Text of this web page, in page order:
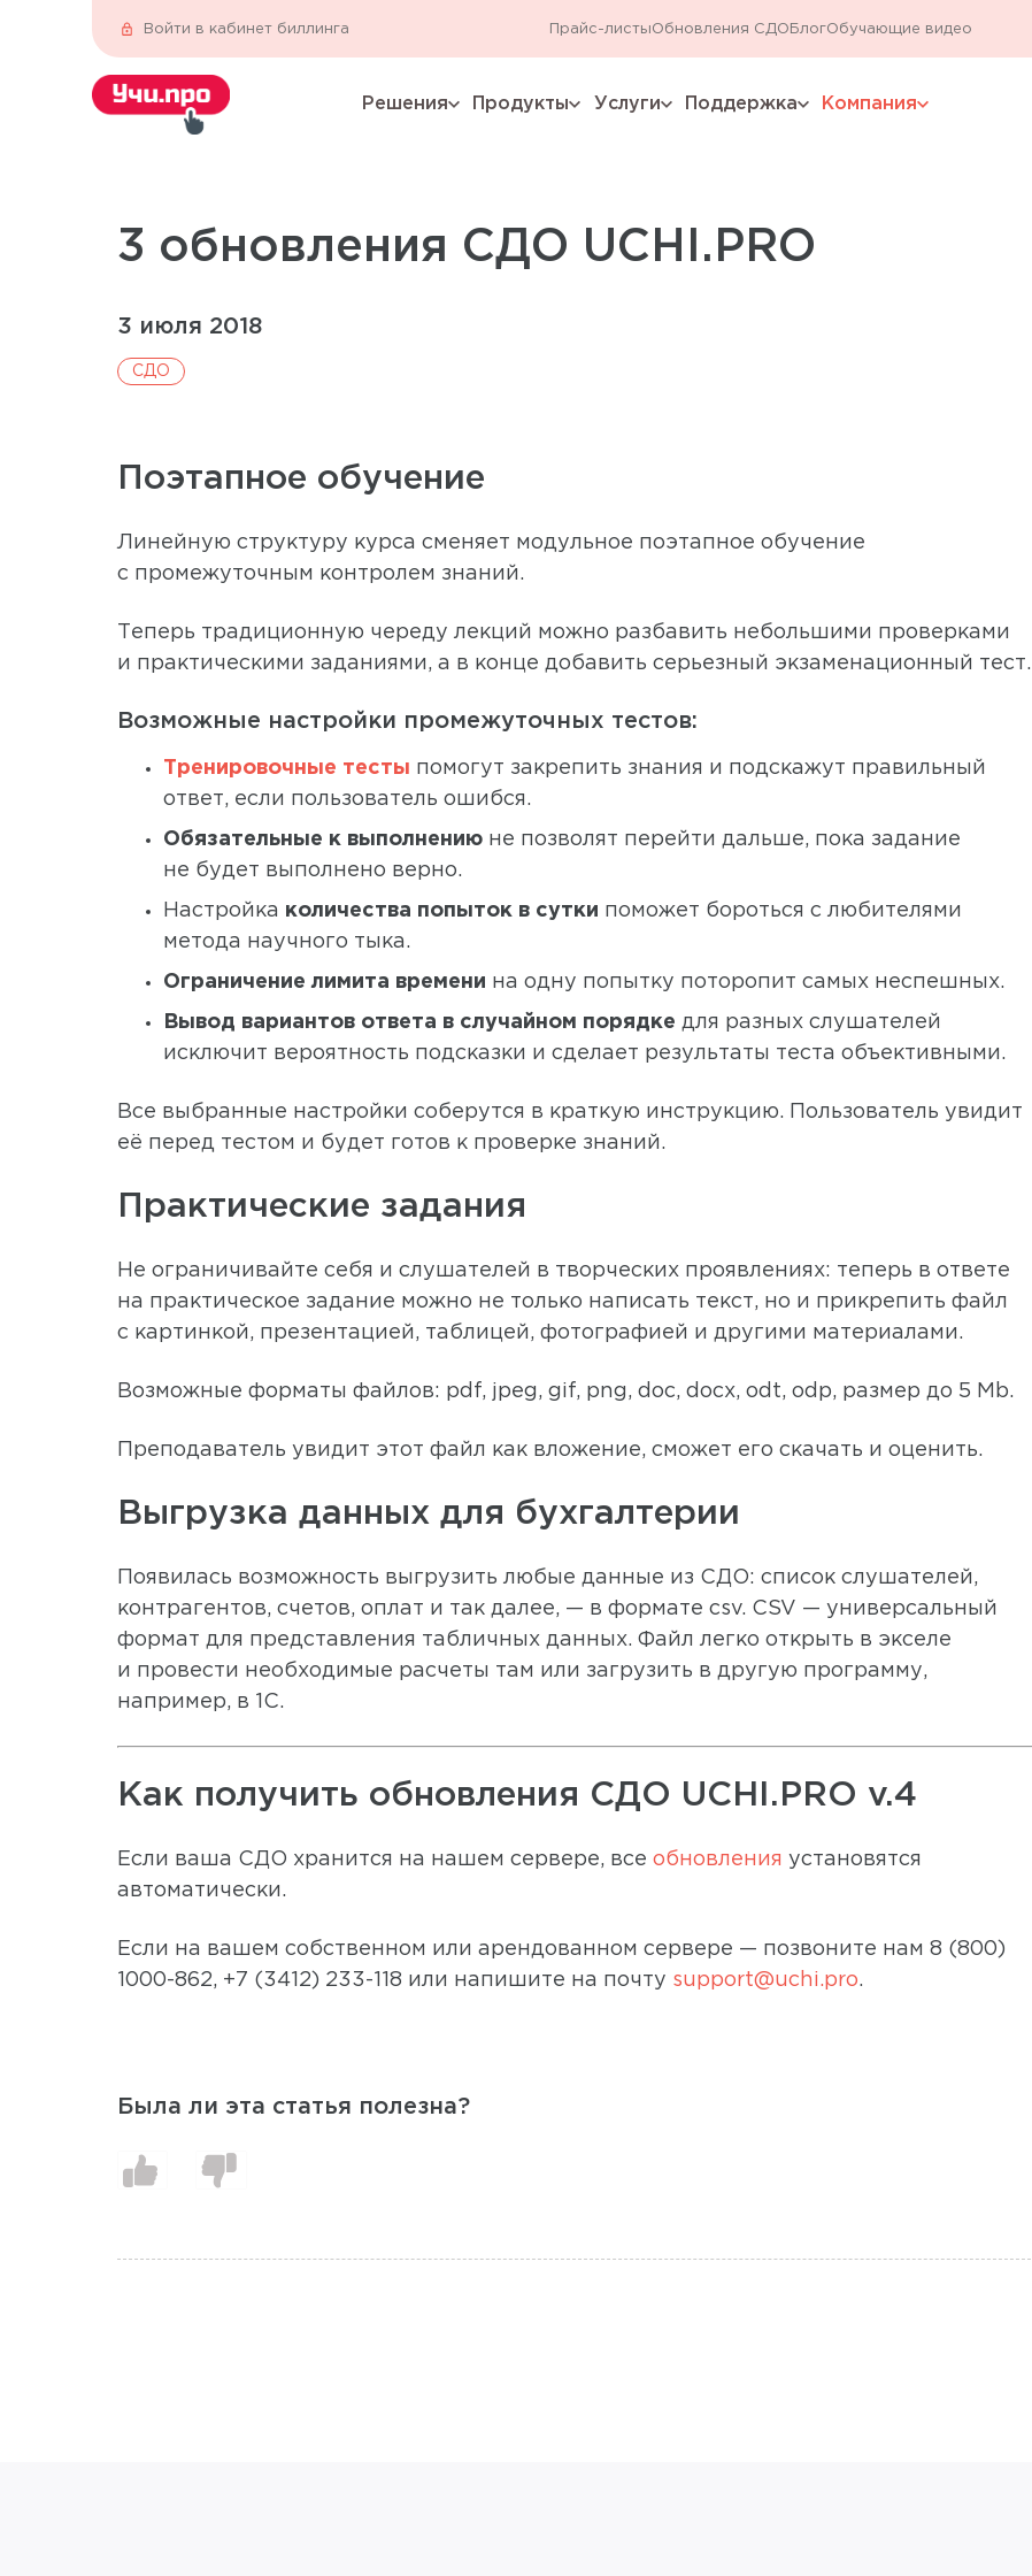
Войти в кабинет биллинга Прайс-листыОбновления СДО БлогОбучающие видео
Решенияexpand_more Продуктыexpand_more Услугиexpand_more Поддержкаexpand_more Компанияexpand_more
3 обновления СДО UCHI.PRO
3 июля 2018
СДО
Поэтапное обучение
Линейную структуру курса сменяет модульное поэтапное обучение
с промежуточным контролем знаний.
Теперь традиционную череду лекций можно разбавить небольшими проверками
и практическими заданиями, а в конце добавить серьезный экзаменационный тест.
Возможные настройки промежуточных тестов:
Тренировочные тесты помогут закрепить знания и подскажут правильный
ответ, если пользователь ошибся.
Обязательные к выполнению не позволят перейти дальше, пока задание
не будет выполнено верно.
Настройка количества попыток в сутки поможет бороться с любителями
метода научного тыка.
Ограничение лимита времени на одну попытку поторопит самых неспешных.
Вывод вариантов ответа в случайном порядке для разных слушателей
исключит вероятность подсказки и сделает результаты теста объективными.
Все выбранные настройки соберутся в краткую инструкцию. Пользователь увидит
её перед тестом и будет готов к проверке знаний.
Практические задания
Не ограничивайте себя и слушателей в творческих проявлениях: теперь в ответе
на практическое задание можно не только написать текст, но и прикрепить файл
с картинкой, презентацией, таблицей, фотографией и другими материалами.
Возможные форматы файлов: pdf, jpeg, gif, png, doc, docx, odt, odp, размер до 5 Mb.
Преподаватель увидит этот файл как вложение, сможет его скачать и оценить.
Выгрузка данных для бухгалтерии
Появилась возможность выгрузить любые данные из СДО: список слушателей,
контрагентов, счетов, оплат и так далее, — в формате csv. CSV — универсальный
формат для представления табличных данных. Файл легко открыть в экселе
и провести необходимые расчеты там или загрузить в другую программу,
например, в 1С.
Как получить обновления СДО UCHI.PRO v.4
Если ваша СДО хранится на нашем сервере, все обновления установятся
автоматически.
Если на вашем собственном или арендованном сервере — позвоните нам 8 (800)
1000-862, +7 (3412) 233-118 или напишите на почту support@uchi.pro.
Была ли эта статья полезна?